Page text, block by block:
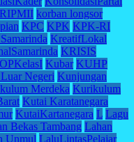
korban longsor
KPC KPK KPK-RI
KreatifLokal
KRISIS
Kubar KUHP
Negeri Kunjungan
Merdeka Kurikulum
Kutai Karatanegara
KutaiKartanegara L Lagu
Bekas Tambang Lahan
Unmul LaluLintasPelajar